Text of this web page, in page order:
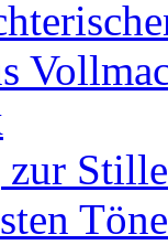
zur Stille
Töne